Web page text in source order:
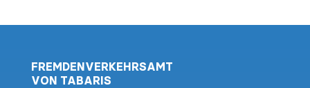
FREMDENVERKEHRSAMT
VON TABARIS